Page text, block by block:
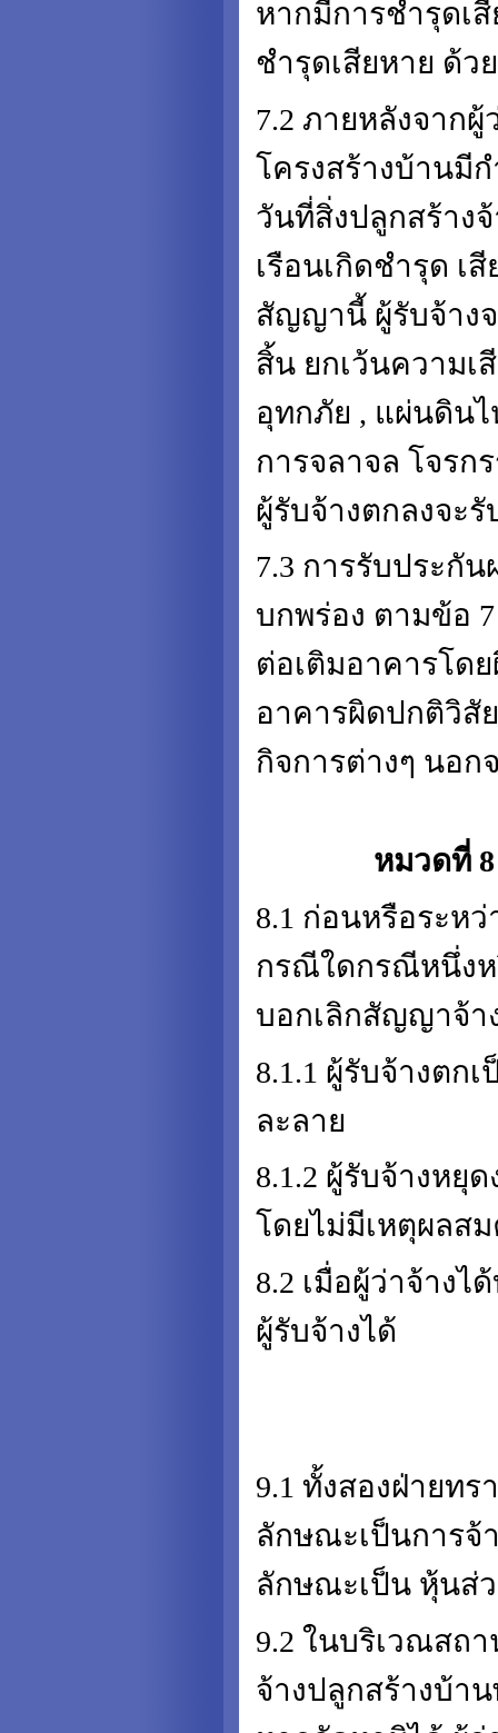
หากมีการชำรุดเ
ชำรุดเสียหาย ด้ว
7.2 ภายหลังจาก
โครงสร้างบ้านมี
วันที่สิ่งปลูกสร้าง
เรือนเกิดชำรุด เ
สัญญานี้ ผู้รับจ้าง
สิ้น ยกเว้นความเ
อุทกภัย , แผ่นดินไ
การจลาจล โจรก
ผู้รับจ้างตกลงจะ
7.3 การรับประกั
บกพร่อง ตามข้อ
ต่อเติมอาคารโด
อาคารผิดปกติวิสั
กิจการต่างๆ นอก
หมวดที่
8.1 ก่อนหรือระห
กรณีใดกรณีหนึ่งห
บอกเลิกสัญญาจ้า
8.1.1 ผู้รับจ้างตก
ละลาย
8.1.2 ผู้รับจ้างหยุ
โดยไม่มีเหตุผลส
8.2 เมื่อผู้ว่าจ้าง
ผู้รับจ้างได้
9.1 ทั้งสองฝ่ายท
ลักษณะเป็นการจ้
ลักษณะเป็น หุ้นส่
9.2 ในบริเวณสถ
จ้างปลูกสร้างบ้า